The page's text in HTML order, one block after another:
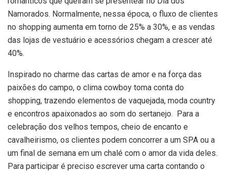
Namorados. Normalmente, nessa época, o fluxo de clientes
no shopping aumenta em torno de 25% a 30%, e as vendas
das lojas de vestuário e acessórios chegam a crescer até
40%.
Inspirado no charme das cartas de amor e na força das
paixões do campo, o clima cowboy toma conta do
shopping, trazendo elementos de vaquejada, moda country
e encontros apaixonados ao som do sertanejo. Para a
celebração dos velhos tempos, cheio de encanto e
cavalheirismo, os clientes podem concorrer a um SPA ou a
um final de semana em um chalé com o amor da vida deles.
Para participar é preciso escrever uma carta contando o